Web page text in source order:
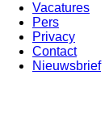
Vacatures
Pers
Privacy
Contact
Nieuwsbrief